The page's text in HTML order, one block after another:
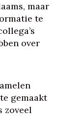
maar
te
over
gemaakt
zoveel